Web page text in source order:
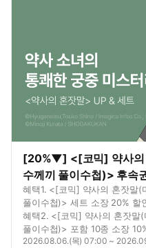
[20%▼] <[코믹] 약사의
수께끼 풀이수첩)> 후속
혜택1. <[코믹] 약사의 혼잣말(
풀이수첩)> 세트 소장 20% 할
혜택2. <[코믹] 약사의 혼잣말(
풀이수첩)> 포함 10종 소장
혜택3. <[코믹] 약사의 혼잣말(
2026.08.06.(목) 07:00 ~